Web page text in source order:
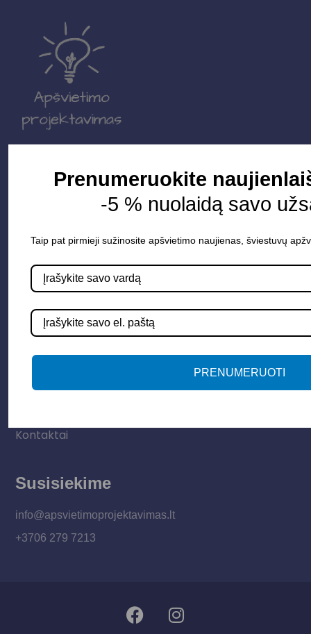
Apšvietimo sistemos
Lauko šviestuvai
LED juostos
Vidaus apšvietimas
Informacija
Paslaugos
Kontaktai
Susisiekime
info@apsvietimoprojektavimas.lt
+3706 279 7213
Prenumeruokite
-5 % nuolaidą savo
Taip pat pirmieji sužinosite apšvietimo naujienas, šviestuvų
PRENUMERUOTI